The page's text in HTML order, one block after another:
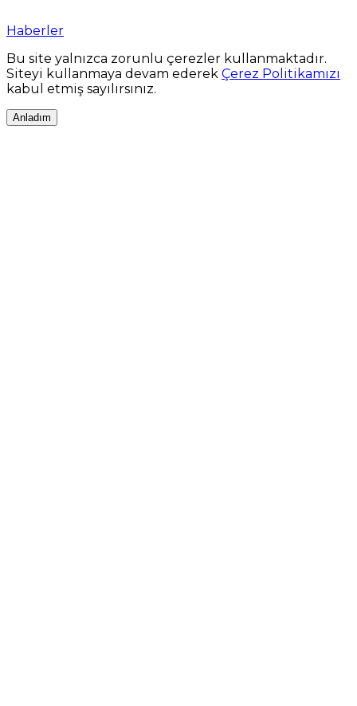
Haberler
Bu site yalnızca zorunlu çerezler kullanmaktadır.
Siteyi kullanmaya devam ederek Çerez Politikamızı
kabul etmiş sayılırsınız.
Anladım